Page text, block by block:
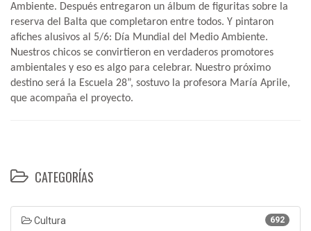
Ambiente. Después entregaron un álbum de figuritas sobre la
reserva del Balta que completaron entre todos. Y pintaron
afiches alusivos al 5/6: Día Mundial del Medio Ambiente.
Nuestros chicos se convirtieron en verdaderos promotores
ambientales y eso es algo para celebrar. Nuestro próximo
destino será la Escuela 28”, sostuvo la profesora María Aprile,
que acompaña el proyecto.
CATEGORÍAS
692
Cultura